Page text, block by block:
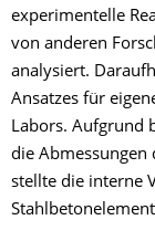
experimentelle
von anderen
analysiert.
Ansatzes für
Labors. Aufgrund
die Abmessungen
stellte die interne